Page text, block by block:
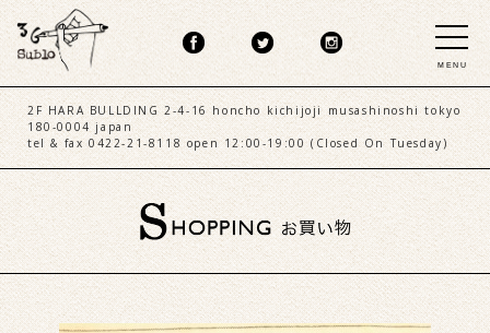
MENU
2F HARA BULLDING 2-4-16 honcho kichijoji musashinoshi tokyo
180-0004 japan
tel & fax 0422-21-8118 open 12:00-19:00 (Closed On Tuesday)